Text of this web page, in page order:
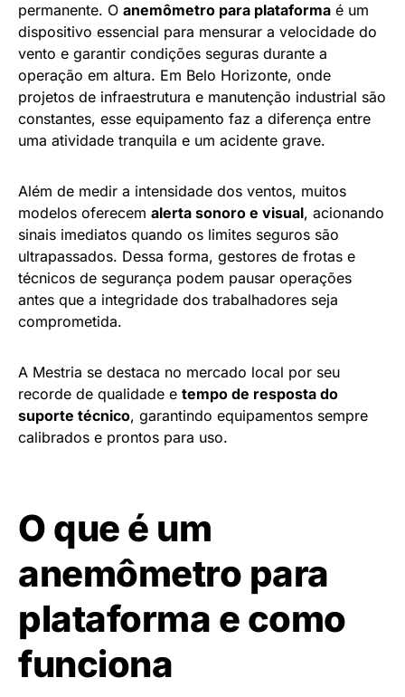
permanente. O anemômetro para plataforma é um
dispositivo essencial para mensurar a velocidade do
vento e garantir condições seguras durante a
operação em altura. Em Belo Horizonte, onde
projetos de infraestrutura e manutenção industrial são
constantes, esse equipamento faz a diferença entre
uma atividade tranquila e um acidente grave.
Além de medir a intensidade dos ventos, muitos
modelos oferecem alerta sonoro e visual, acionando
sinais imediatos quando os limites seguros são
ultrapassados. Dessa forma, gestores de frotas e
técnicos de segurança podem pausar operações
antes que a integridade dos trabalhadores seja
comprometida.
A Mestria se destaca no mercado local por seu
recorde de qualidade e tempo de resposta do
suporte técnico, garantindo equipamentos sempre
calibrados e prontos para uso.
O que é um
anemômetro para
plataforma e como
funciona